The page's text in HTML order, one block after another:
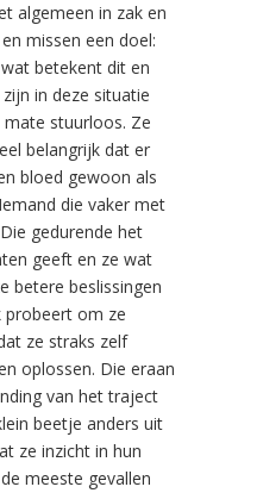
algemeen in zak en
missen een doel:
betekent dit en
in deze situatie
stuurloos. Ze
belangrijk dat er
bloed gewoon als
die vaker met
gedurende het
geeft en ze wat
betere beslissingen
probeert om ze
ze straks zelf
oplossen. Die eraan
van het traject
beetje anders uit
ze inzicht in hun
meeste gevallen